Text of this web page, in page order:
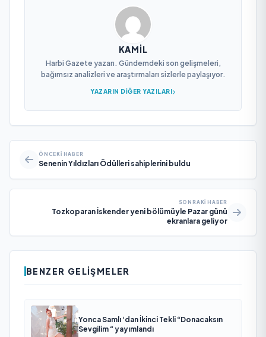
KAMIL
Harbi Gazete yazarı. Gündemdeki son gelişmeleri,
bağımsız analizleri ve araştırmaları sizlerle paylaşıyor.
YAZARIN DIĞER YAZILARI
ÖNCEKI HABER
Senenin Yıldızları Ödülleri sahiplerini buldu
SONRAKI HABER
Tozkoparan İskender yeni bölümüyle Pazar günü
ekranlara geliyor
BENZER GELIŞMELER
Yonca Samlı ‘dan İkinci Tekli “Donacaksın
Sevgilim “ yayımlandı